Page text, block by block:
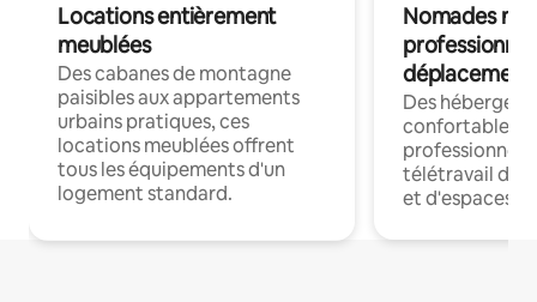
Locations entièrement
meublées
Des cabanes de montagne
paisibles aux appartements
urbains pratiques, ces
locations meublées offrent
tous les équipements d'un
logement standard.
Nomades
déplacement
Des
confortables
professionnels
télétravail
et d'espaces